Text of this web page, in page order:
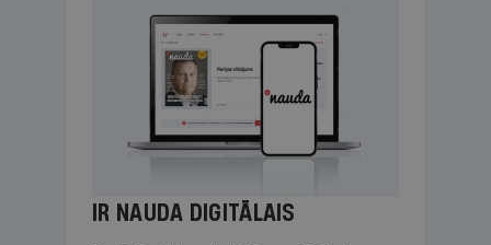
IR NAUDA DIGITĀLAIS